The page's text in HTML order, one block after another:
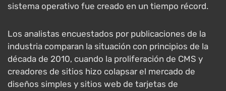
sistema operativo fue creado en un tiempo récord.
Los analistas encuestados por publicaciones de la
industria comparan la situación con principios de la
década de 2010, cuando la proliferación de CMS y
creadores de sitios hizo colapsar el mercado de
diseños simples y sitios web de tarjetas de